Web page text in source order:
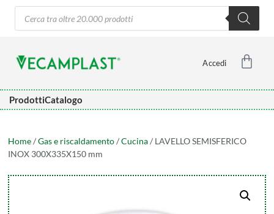
Accedi
ProdottiCatalogo
Home/Gas e riscaldamento/Cucina/ LAVELLO SEMISFERICO
INOX 300X335X150 mm